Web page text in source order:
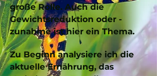
große Rolle. Auch die
Gewichtsreduktion oder -
zunahme ist hier ein Thema.
Zu Beginn analysiere ich die
aktuelle Ernährung, das